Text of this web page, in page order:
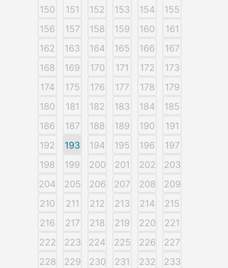
150
151 152 153 154
155
156
157 158 159 160
161
162
163 164 165 166
167
168
169 170 171 172
173
174
175 176 177 178
179
180
181 182 183 184
185
186
187 188 189 190
191
192
193 194 195 196
197
198
199 200 201 202
203
204
205 206 207 208
209
210
211 212 213 214
215
216
217 218 219 220
221
222
223 224 225 226
227
228
229 230 231 232
233